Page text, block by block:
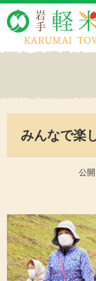
みんなで楽
公